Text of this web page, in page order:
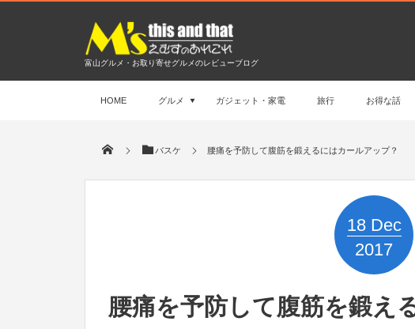
富山グルメ・お取り寄せグルメのレビューブログ
HOME グルメ ガジェット・家電 旅行 お得な話
バスケ 腰痛を予防して腹筋を鍛えるにはカールアップ？
18 Dec
2017
腰痛を予防して腹筋を鍛え